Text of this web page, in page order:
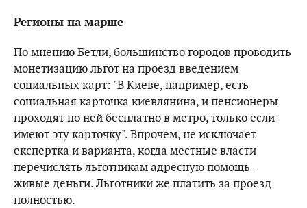
Регионы на марше
По мнению Бетли, большинство городов проводить
монетизацию льгот на проезд введением
социальных карт: "В Киеве, например, есть
социальная карточка киевлянина, и пенсионеры
проходят по ней бесплатно в метро, ​​только если
имеют эту карточку". Впрочем, не исключает
експертка и варианта, когда местные власти
перечислять льготникам адресную помощь -
живые деньги. Льготники же платить за проезд
полностью.